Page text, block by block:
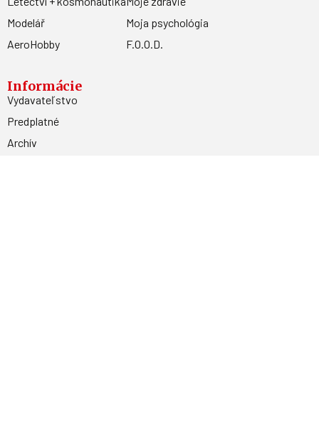
Modelář
AeroHobby
Moja psychológia
F.O.O.D.
Informácie
Vydavateľstvo
Predplatné
Archív